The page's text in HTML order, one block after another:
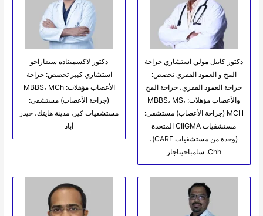
دكتور كابيل مولي استشاري جراحة
المخ و العمود الفقري تخصص:
جراحة العمود الفقري، جراحة المخ
والأعصاب مؤهلات: MBBS، MS،
MCH (جراحة الأعصاب) مستشفى:
مستشفيات CIIGMA المتحدة
(وحدة من مستشفيات CARE)،
Chh. سامباجيناجار
دكتور لاكسميناده سيفاراجو
استشاري كبير تخصص: جراحة
الأعصاب مؤهلات: MBBS، MCh
(جراحة الأعصاب) مستشفى:
مستشفيات كير، مدينة هايتك، حيدر
أباد